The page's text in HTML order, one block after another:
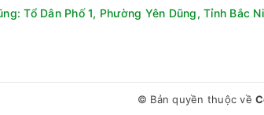
giũ một cách thông minh, tiện lợi.
Tổ Dân Phố 1, Phường Yên Dũng, Tỉnh Bắc
© Bản quyền thuộc về